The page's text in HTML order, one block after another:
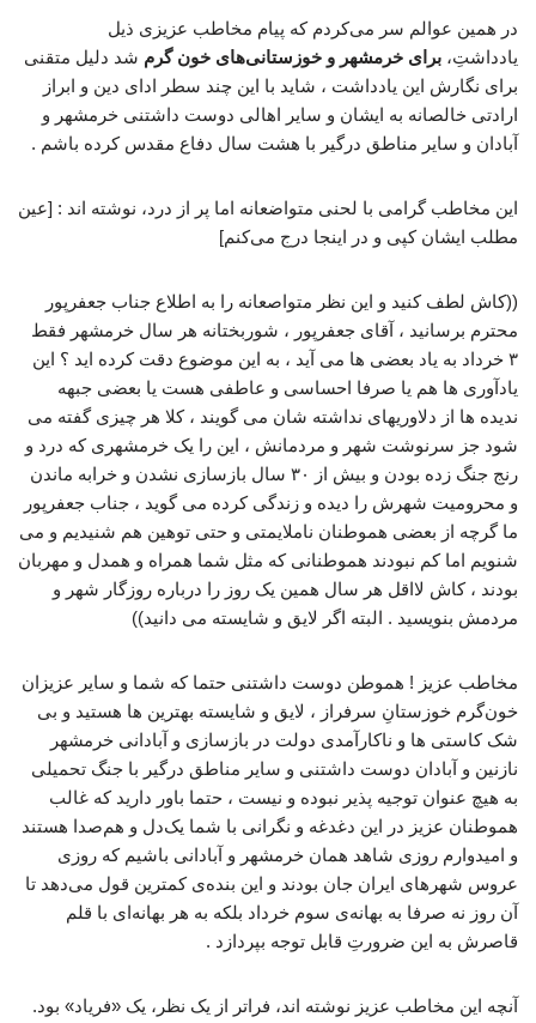
در همین عوالم سر می‌کردم که پیام مخاطب عزیزی ذیل
یادداشتِ، برای خرمشهر و خوزستانی‌های خون گرم شد دلیل متقنی
برای نگارش این یادداشت ، شاید با این چند سطر ادای دین و ابراز
ارادتی خالصانه‌ به ایشان و سایر اهالی دوست داشتنی خرمشهر و
آبادان و سایر مناطق درگیر با هشت سال دفاع مقدس کرده باشم .
این مخاطب گرامی با لحنی متواضعانه اما پر از درد، نوشته اند : [عین
مطلب ایشان کپی و در اینجا درج می‌کنم]
((کاش لطف کنید و این نظر متواصعانه را به اطلاع جناب جعفرپور
محترم برسانید ، آقای جعفرپور ، شوربختانه هر سال خرمشهر فقط
۳ خرداد به یاد بعضی ها می آید ، به این موضوع دقت کرده اید ؟ این
یادآوری ها هم یا صرفا احساسی و عاطفی هست یا بعضی جبهه
ندیده ها از دلاوریهای نداشته شان می گویند ، کلا هر چیزی گفته می
شود جز سرنوشت شهر و مردمانش ، این را یک خرمشهری که درد و
رنج جنگ زده بودن و بیش از ۳۰ سال بازسازی نشدن و خرابه ماندن
و محرومیت شهرش را دیده و زندگی کرده می گوید ، جناب جعفرپور
ما گرچه از بعضی هموطنان ناملایمتی و حتی توهین هم شنیدیم و می
شنویم اما کم نبودند هموطنانی که مثل شما همراه و همدل و مهربان
بودند ، کاش لااقل هر سال همین یک روز را درباره روزگار شهر و
مردمش بنویسید . البته اگر لایق و شایسته می دانید))
مخاطب عزیز ! هموطن دوست داشتنی حتما که شما و سایر عزیزان
خون‌گرم خوزستانِ سرفراز ، لایق و شایسته بهترین ها هستید و بی
شک کاستی ها و ناکارآمدی دولت در بازسازی و آبادانی خرمشهر
نازنین و آبادان دوست داشتنی و سایر مناطق درگیر با جنگ تحمیلی
به هیچ عنوان توجیه پذیر نبوده و نیست ، حتما باور دارید که غالب
هموطنان عزیز در این دغدغه و نگرانی با شما یک‌دل و هم‌صدا هستند
و امیدوارم روزی شاهد همان خرمشهر و آبادانی باشیم که روزی
عروس شهرهای ایران جان بودند و این بنده‌ی کمترین قول می‌دهد تا
آن روز نه صرفا به بهانه‌ی سوم خرداد بلکه به هر بهانه‌ای با قلم
قاصرش به این ضرورتِ قابل توجه بپردازد .
آنچه این مخاطب عزیز نوشته اند، فراتر از یک نظر، یک «فریاد» بود.